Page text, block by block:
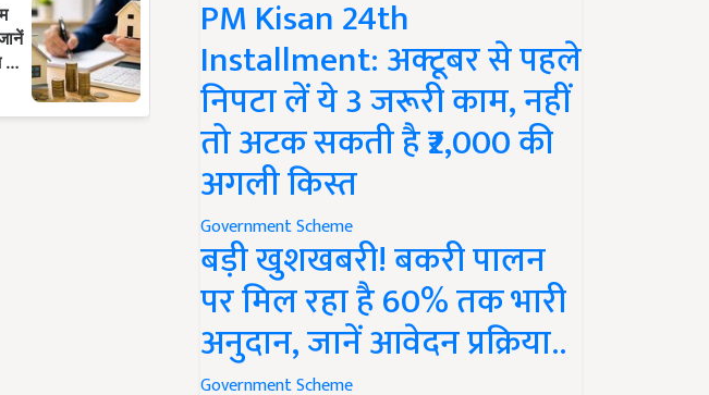
PM Kisan 24th
Installment: अक्टूबर से पहले
निपटा लें ये 3 जरूरी काम, नहीं
तो अटक सकती है ₹2,000 की
अगली किस्त
Government Scheme
बड़ी खुशखबरी! बकरी पालन
पर मिल रहा है 60% तक भारी
अनुदान, जानें आवेदन प्रक्रिया..
Government Scheme